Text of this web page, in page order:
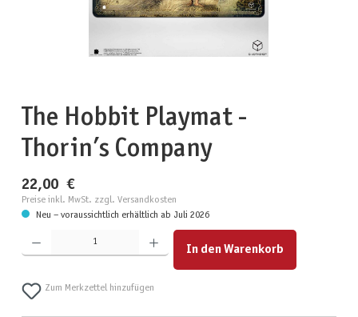
The Hobbit Playmat -
Thorin’s Company
22,00 €
Preise inkl. MwSt. zzgl. Versandkosten
Neu – voraussichtlich erhältlich ab Juli 2026
Produkt Anzahl: Gib den gewünschten Wert ein oder benutze die Schaltflächen um die Anzahl zu
In den Warenkorb
Zum Merkzettel hinzufügen